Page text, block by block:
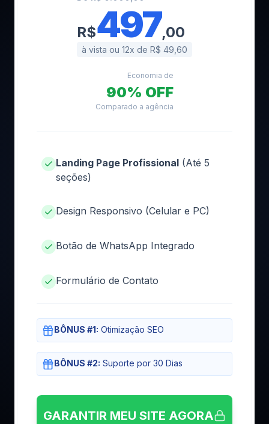
R$497,00
à vista ou 12x de R$ 49,60
Economia de
90% OFF
Comparado a agência
Landing Page Profissional (Até 5
seções)
Design Responsivo (Celular e PC)
Botão de WhatsApp Integrado
Formulário de Contato
BÔNUS #1: Otimização SEO
BÔNUS #2: Suporte por 30 Dias
GARANTIR MEU SITE AGORA